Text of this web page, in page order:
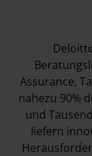
Assurance,
nahezu 90%
und
liefern